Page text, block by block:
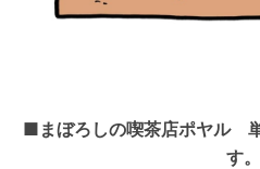
■ まぼろしの喫茶店ポヤル
す。